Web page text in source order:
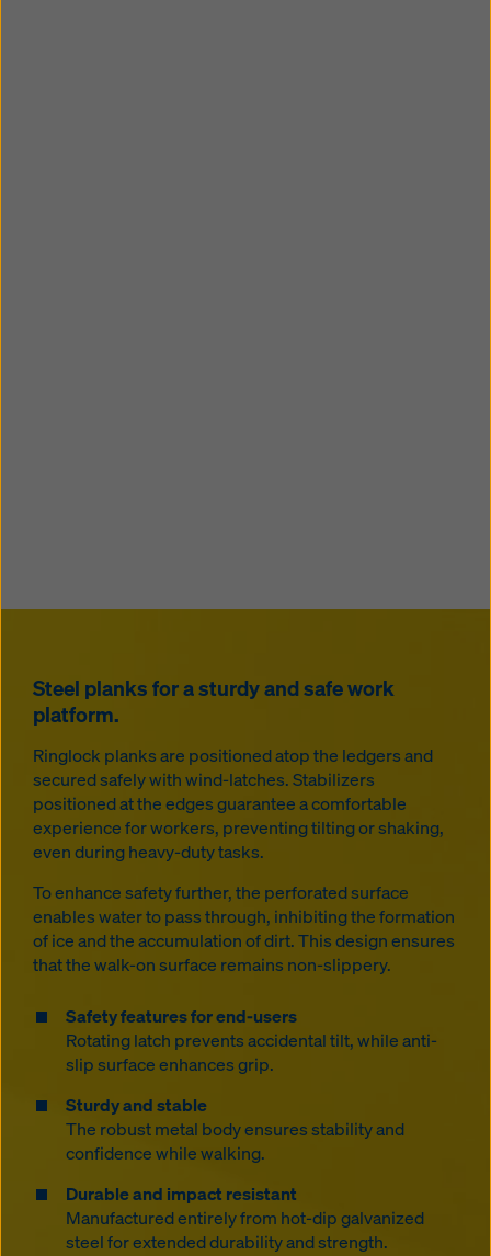
Steel planks for a sturdy and safe work
platform.
Ringlock planks are positioned atop the ledgers and
secured safely with wind-latches. Stabilizers
positioned at the edges guarantee a comfortable
experience for workers, preventing tilting or shaking,
even during heavy-duty tasks.
To enhance safety further, the perforated surface
enables water to pass through, inhibiting the formation
of ice and the accumulation of dirt. This design ensures
that the walk-on surface remains non-slippery.
Safety features for end-users
Rotating latch prevents accidental tilt, while anti-
slip surface enhances grip.
Sturdy and stable
The robust metal body ensures stability and
confidence while walking.
Durable and impact resistant
Manufactured entirely from hot-dip galvanized
steel for extended durability and strength.